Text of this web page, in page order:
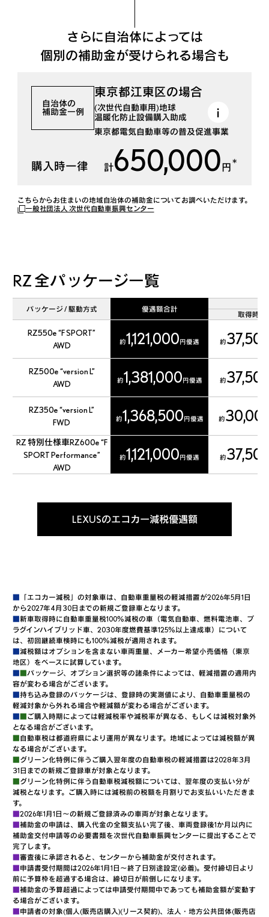
さらに自治体によっては
個別の補助金が受けられる場合も
自治体の
補助金一例
東京都江東区の場合
(次世代自動車用)地球
温暖化防止設備購入助成
東京都電気自動車等の普及促進事業
購入時一律 計650,000 円
＊
こちらからお住まいの地域自治体の補助金についてお調べいただけます。
一般社団法人 次世代自動車振興センター
RZ全パッケージ一覧
パッケージ / 駆動方式 優遇額合計
取得時
RZ550e “F SPORT”
AWD
約1,121,000円優遇 約
RZ500e “version L”
AWD
約1,381,000円優遇 約
RZ350e “version L”
FWD
約1,368,500円優遇 約
RZ 特別仕様車RZ600e “F
SPORT Performance”
AWD
約1,121,000円優遇 約
LEXUSのエコカー減税優遇額
■ 「エコカー減税」の対象車は、自動車重量税の軽減措置が2026年5月1日
から2027年4月30日までの新規ご登録車となります。
■新車取得時に自動車重量税100％減税の車（電気自動車、燃料電池車、プ
ラグインハイブリッド車、2030年度燃費基準125％以上達成車）について
は、初回継続車検時にも100％減税が適用されます。
■減税額はオプションを含まない車両重量、メーカー希望小売価格（東京
地区）をベースに試算しています。
■■パッケージ、オプション選択等の諸条件によっては、軽減措置の適用内
容が変わる場合がございます。
■持ち込み登録のパッケージは、登録時の実測値により、自動車重量税の
軽減対象から外れる場合や軽減額が変わる場合がございます。
■■ご購入時期によっては軽減税率や減税率が異なる、もしくは減税対象外
となる場合がございます。
■自動車税は都道府県により運用が異なります。地域によっては減税額が異
なる場合がございます。
■グリーン化特例に伴うご購入翌年度の自動車税の軽減措置は2028年3月
31日までの新規ご登録車が対象となります。
■グリーン化特例に伴う自動車税減税額については、翌年度の支払い分が
減税となります。ご購入時には減税前の税額を月割りでお支払いいただきま
す。
■2026年1月1日～の新規ご登録済みの車両が対象となります。
■補助金の申請は、購入代金の全額支払い完了後、車両登録後1か月以内に
補助金交付申請等の必要書類を次世代自動車振興センターに提出することで
完了します。
■審査後に承認されると、センターから補助金が交付されます。
■申請書受付期間は2026年1月1日～終了日別途設定(必着)。受付締切日より
前に予算枠を超過する場合は、締切日が前倒しになります。
■補助金の予算超過によっては申請受付期間中であっても補助金額が変動す
る場合がございます。
■申請者の対象(個人(販売店購入)(リース契約)、法人・地方公共団体(販売店